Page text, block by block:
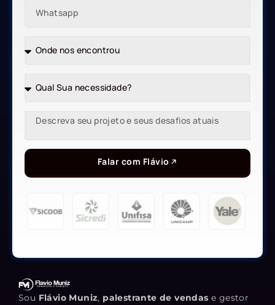
Falar com Flávio
Sou Flávio Muniz, palestrante de vendas e gestor